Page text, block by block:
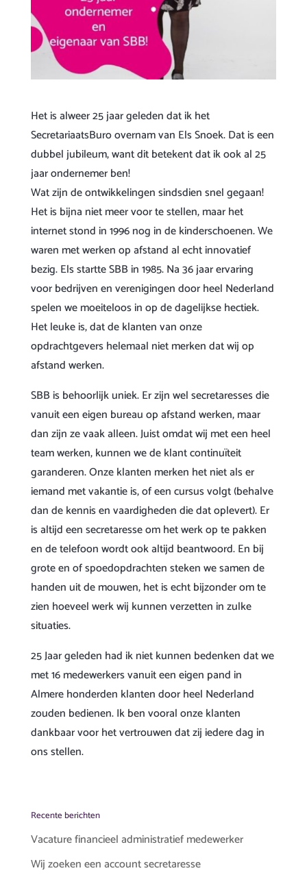
Het is alweer 25 jaar geleden dat ik het
SecretariaatsBuro overnam van Els Snoek. Dat is een
dubbel jubileum, want dit betekent dat ik ook al 25
jaar ondernemer ben!
Wat zijn de ontwikkelingen sindsdien snel gegaan!
Het is bijna niet meer voor te stellen, maar het
internet stond in 1996 nog in de kinderschoenen. We
waren met werken op afstand al echt innovatief
bezig. Els startte SBB in 1985. Na 36 jaar ervaring
voor bedrijven en verenigingen door heel Nederland
spelen we moeiteloos in op de dagelijkse hectiek.
Het leuke is, dat de klanten van onze
opdrachtgevers helemaal niet merken dat wij op
afstand werken.
SBB is behoorlijk uniek. Er zijn wel secretaresses die
vanuit een eigen bureau op afstand werken, maar
dan zijn ze vaak alleen. Juist omdat wij met een heel
team werken, kunnen we de klant continuïteit
garanderen. Onze klanten merken het niet als er
iemand met vakantie is, of een cursus volgt (behalve
dan de kennis en vaardigheden die dat oplevert). Er
is altijd een secretaresse om het werk op te pakken
en de telefoon wordt ook altijd beantwoord. En bij
grote en of spoedopdrachten steken we samen de
handen uit de mouwen, het is echt bijzonder om te
zien hoeveel werk wij kunnen verzetten in zulke
situaties.
25 Jaar geleden had ik niet kunnen bedenken dat we
met 16 medewerkers vanuit een eigen pand in
Almere honderden klanten door heel Nederland
zouden bedienen. Ik ben vooral onze klanten
dankbaar voor het vertrouwen dat zij iedere dag in
ons stellen.
Recente berichten
Vacature financieel administratief medewerker
Wij zoeken een account secretaresse